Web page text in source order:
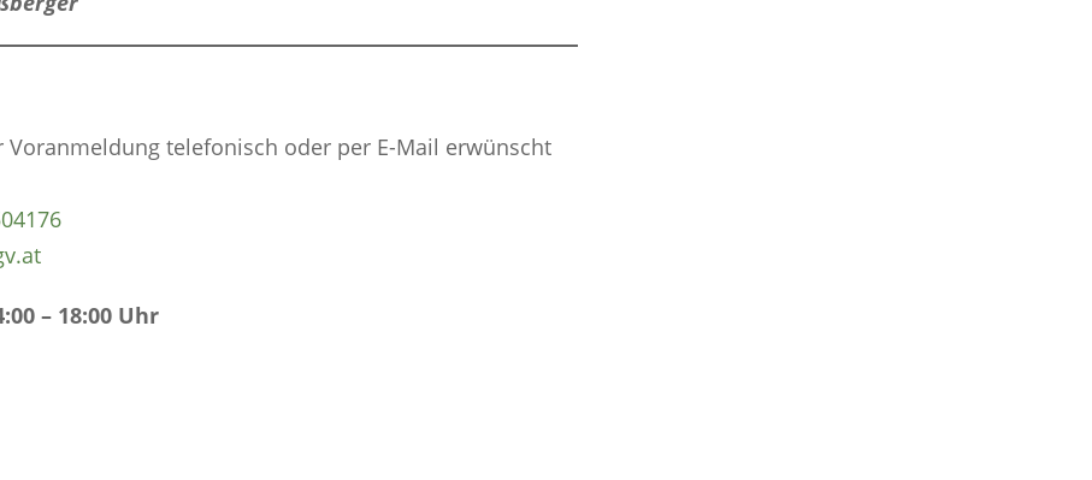
Voranmeldung telefonisch oder per E-Mail erwünscht
– 18:00 Uhr